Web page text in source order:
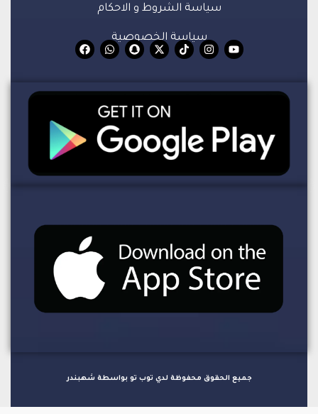
سياسة الشروط و الاحكام
سياسة الخصوصية
جميع الحقوق محفوظة لدي توب تو بواسطة شهبندر